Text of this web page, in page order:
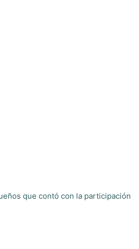
que contó con la participación